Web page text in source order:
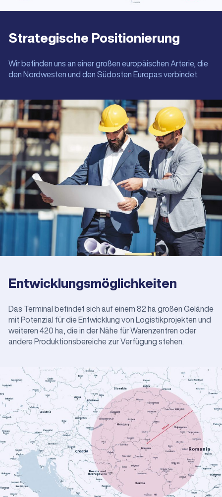
Strategische Positionierung
Wir befinden uns an einer großen europäischen Arterie, die
den Nordwesten und den Südosten Europas verbindet.
Entwicklungsmöglichkeiten
Das Terminal befindet sich auf einem 82 ha großen Gelände
mit Potenzial für die Entwicklung von Logistikprojekten und
weiteren 420 ha, die in der Nähe für Warenzentren oder
andere Produktionsbereiche zur Verfügung stehen.